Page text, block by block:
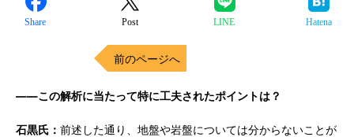
Share Post LINE Hatena
前のページへ
――この解析に当たって特に工夫されたポイントは？
石黒氏： 前述した通り、地盤や岩盤については分からないことが